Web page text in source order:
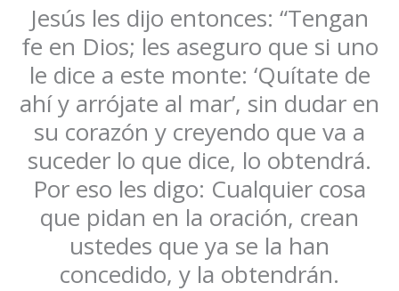
Jesús les dijo entonces: “Tengan
fe en Dios; les aseguro que si uno
le dice a este monte: ‘Quítate de
ahí y arrójate al mar’, sin dudar en
su corazón y creyendo que va a
suceder lo que dice, lo obtendrá.
Por eso les digo: Cualquier cosa
que pidan en la oración, crean
ustedes que ya se la han
concedido, y la obtendrán.